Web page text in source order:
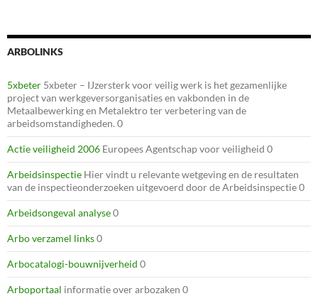
ARBOLINKS
5xbeter 5xbeter – IJzersterk voor veilig werk is het gezamenlijke
project van werkgeversorganisaties en vakbonden in de
Metaalbewerking en Metalektro ter verbetering van de
arbeidsomstandigheden. 0
Actie veiligheid 2006 Europees Agentschap voor veiligheid 0
Arbeidsinspectie Hier vindt u relevante wetgeving en de resultaten
van de inspectieonderzoeken uitgevoerd door de Arbeidsinspectie 0
Arbeidsongeval analyse0
Arbo verzamel links0
Arbocatalogi-bouwnijverheid 0
Arboportaal informatie over arbozaken 0